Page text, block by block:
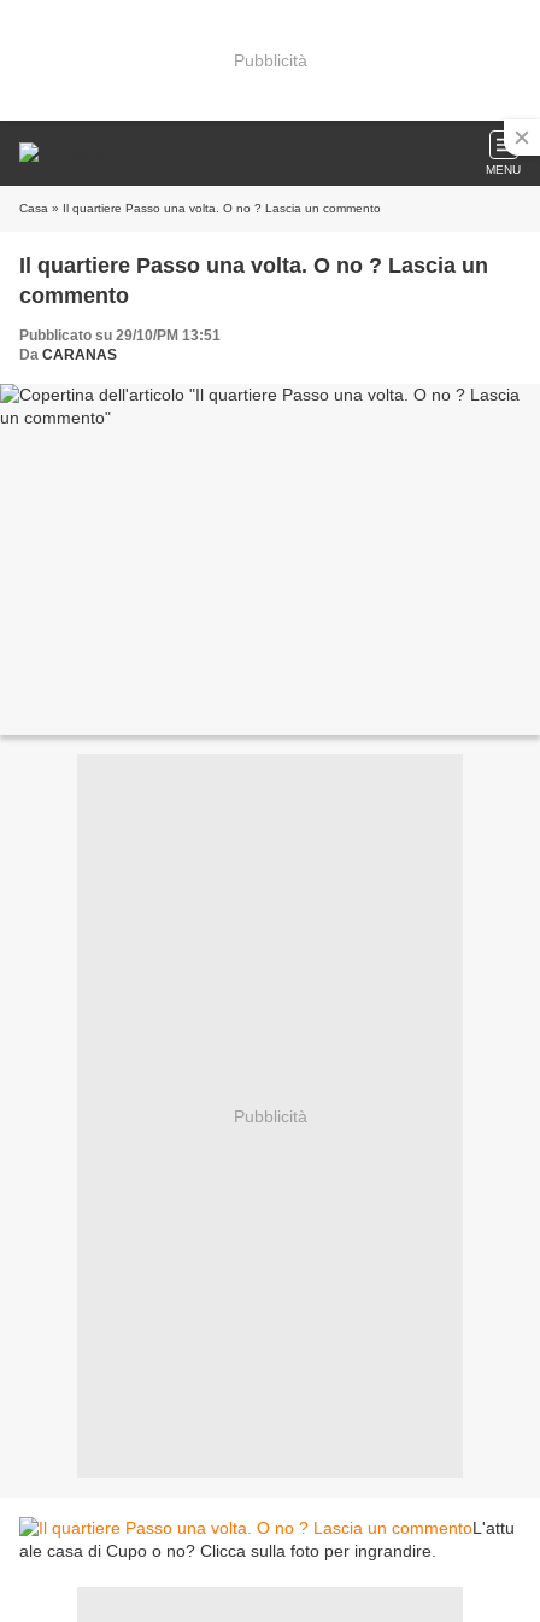
Pubblicità
MENU
Casa » Il quartiere Passo una volta. O no ? Lascia un commento
Il quartiere Passo una volta. O no ? Lascia un
commento
Pubblicato su 29/10/PM 13:51
Da CARANAS
Pubblicità
L'attu
ale casa di Cupo o no? Clicca sulla foto per ingrandire.